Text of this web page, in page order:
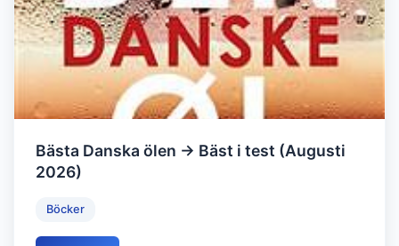
Bästa Danska ölen → Bäst i test (Augusti
2026)
Böcker